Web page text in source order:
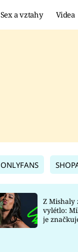
Sex a vztahy Videa
ONLYFANS
Z Mishaly
vylétlo:
je